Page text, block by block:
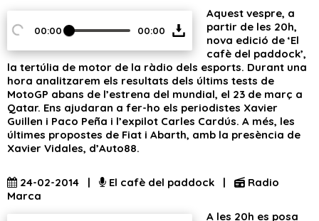
00:00 00:00
Aquest vespre, a
partir de les 20h,
nova edició de ‘El
cafè del paddock’,
la tertúlia de motor de la ràdio dels esports. Durant una
hora analitzarem els resultats dels últims tests de
MotoGP abans de l’estrena del mundial, el 23 de març a
Qatar. Ens ajudaran a fer-ho els periodistes Xavier
Guillen i Paco Peña i l’expilot Carles Cardús. A més, les
últimes propostes de Fiat i Abarth, amb la presència de
Xavier Vidales, d’Auto88.
24-02-2014 | El cafè del paddock |
Radio
Marca
A les 20h es posa